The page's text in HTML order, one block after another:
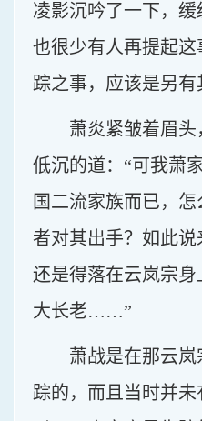
凌影沉吟了一下，缓
也很少有人再提起
踪之事，应该是另有
萧炎紧皱着眉
低沉的道：“可我萧
国二流家族而已，
者对其出手？如此
还是得落在云岚宗
大长老……”
萧战是在那云
踪的，而且当时并